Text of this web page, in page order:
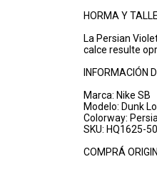
HORMA Y TALLE
La Persian
calce resulte
INFORMACIÓN
Marca: Nike SB
Modelo: Dunk
Colorway:
SKU: HQ1625-
COMPRÁ